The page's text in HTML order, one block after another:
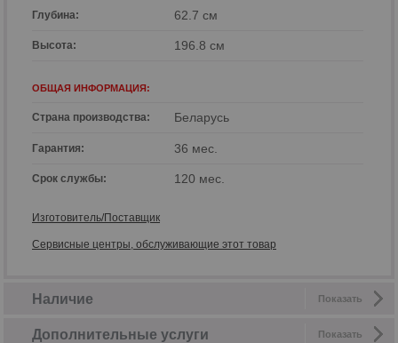
Глубина: 62.7 см
Высота: 196.8 см
ОБЩАЯ ИНФОРМАЦИЯ:
Страна производства: Беларусь
Гарантия: 36 мес.
Срок службы: 120 мес.
Изготовитель/Поставщик
Сервисные центры, обслуживающие этот товар
Показать
Наличие
Показать
Дополнительные услуги